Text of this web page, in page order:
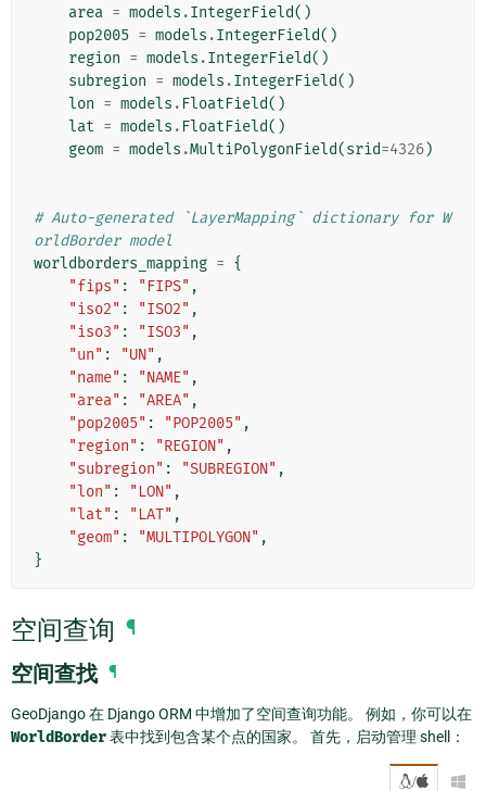
area = models .IntegerField()
pop2005 = models .IntegerField()
region = models .IntegerField()
subregion = models .IntegerField()
lon = models . FloatField()
lat = models . FloatField()
geom = models .MultiPolygonField(srid=4326)
# Auto-generated `LayerMapping` dictionary for W
orldBorder model
worldborders_mapping = {
"fips" : "FIPS" ,
"iso2" : "ISO2" ,
"iso3" : "ISO3" ,
"un" : "UN" ,
"name" : "NAME" ,
"area" : "AREA" ,
"pop2005" : "POP2005" ,
"region" : "REGION" ,
"subregion" : "SUBREGION" ,
"lon" : "LON" ,
"lat" : "LAT" ,
"geom" : "MULTIPOLYGON" ,
}
空间查询 ¶
空间查找 ¶
GeoDjango 在 Django ORM 中增加了空间查询功能。 例如，你可以在
WorldBorder表中找到包含某个点的国家。 首先，启动管理 shell：
/ 